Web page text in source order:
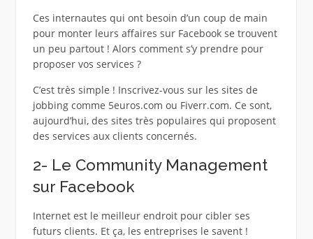
Ces internautes qui ont besoin d’un coup de main
pour monter leurs affaires sur Facebook se trouvent
un peu partout ! Alors comment s’y prendre pour
proposer vos services ?
C’est très simple ! Inscrivez-vous sur les sites de
jobbing comme 5euros.com ou Fiverr.com. Ce sont,
aujourd’hui, des sites très populaires qui proposent
des services aux clients concernés.
2- Le Community Management
sur Facebook
Internet est le meilleur endroit pour cibler ses
futurs clients. Et ça, les entreprises le savent !